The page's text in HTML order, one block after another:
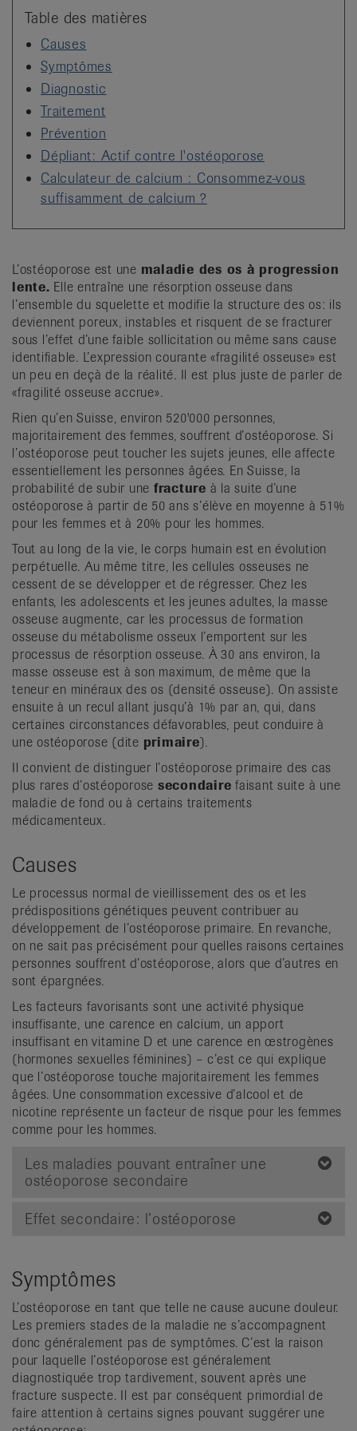
Table des matières
Causes
Symptômes
Diagnostic
Traitement
Prévention
Dépliant: Actif contre l'ostéoporose
Calculateur de calcium : Consommez-vous
suffisamment de calcium ?
L’ostéoporose est une maladie des os à progression
lente. Elle entraîne une résorption osseuse dans
l’ensemble du squelette et modifie la structure des os: ils
deviennent poreux, instables et risquent de se fracturer
sous l’effet d’une faible sollicitation ou même sans cause
identifiable. L’expression courante «fragilité osseuse» est
un peu en deçà de la réalité. Il est plus juste de parler de
«fragilité osseuse accrue».
Rien qu’en Suisse, environ 520'000 personnes,
majoritairement des femmes, souffrent d’ostéoporose. Si
l’ostéoporose peut toucher les sujets jeunes, elle affecte
essentiellement les personnes âgées. En Suisse, la
probabilité de subir une fracture à la suite d’une
ostéoporose à partir de 50 ans s’élève en moyenne à 51%
pour les femmes et à 20% pour les hommes.
Tout au long de la vie, le corps humain est en évolution
perpétuelle. Au même titre, les cellules osseuses ne
cessent de se développer et de régresser. Chez les
enfants, les adolescents et les jeunes adultes, la masse
osseuse augmente, car les processus de formation
osseuse du métabolisme osseux l’emportent sur les
processus de résorption osseuse. À 30 ans environ, la
masse osseuse est à son maximum, de même que la
teneur en minéraux des os (densité osseuse). On assiste
ensuite à un recul allant jusqu’à 1% par an, qui, dans
certaines circonstances défavorables, peut conduire à
une ostéoporose (dite primaire).
Il convient de distinguer l’ostéoporose primaire des cas
plus rares d’ostéoporose secondaire faisant suite à une
maladie de fond ou à certains traitements
médicamenteux.
Causes
Le processus normal de vieillissement des os et les
prédispositions génétiques peuvent contribuer au
développement de l’ostéoporose primaire. En revanche,
on ne sait pas précisément pour quelles raisons certaines
personnes souffrent d’ostéoporose, alors que d’autres en
sont épargnées.
Les facteurs favorisants sont une activité physique
insuffisante, une carence en calcium, un apport
insuffisant en vitamine D et une carence en œstrogènes
(hormones sexuelles féminines) – c’est ce qui explique
que l’ostéoporose touche majoritairement les femmes
âgées. Une consommation excessive d’alcool et de
nicotine représente un facteur de risque pour les femmes
comme pour les hommes.
Les maladies pouvant entraîner une
ostéoporose secondaire
Effet secondaire: l’ostéoporose
Symptômes
L’ostéoporose en tant que telle ne cause aucune douleur.
Les premiers stades de la maladie ne s’accompagnent
donc généralement pas de symptômes. C’est la raison
pour laquelle l’ostéoporose est généralement
diagnostiquée trop tardivement, souvent après une
fracture suspecte. Il est par conséquent primordial de
faire attention à certains signes pouvant suggérer une